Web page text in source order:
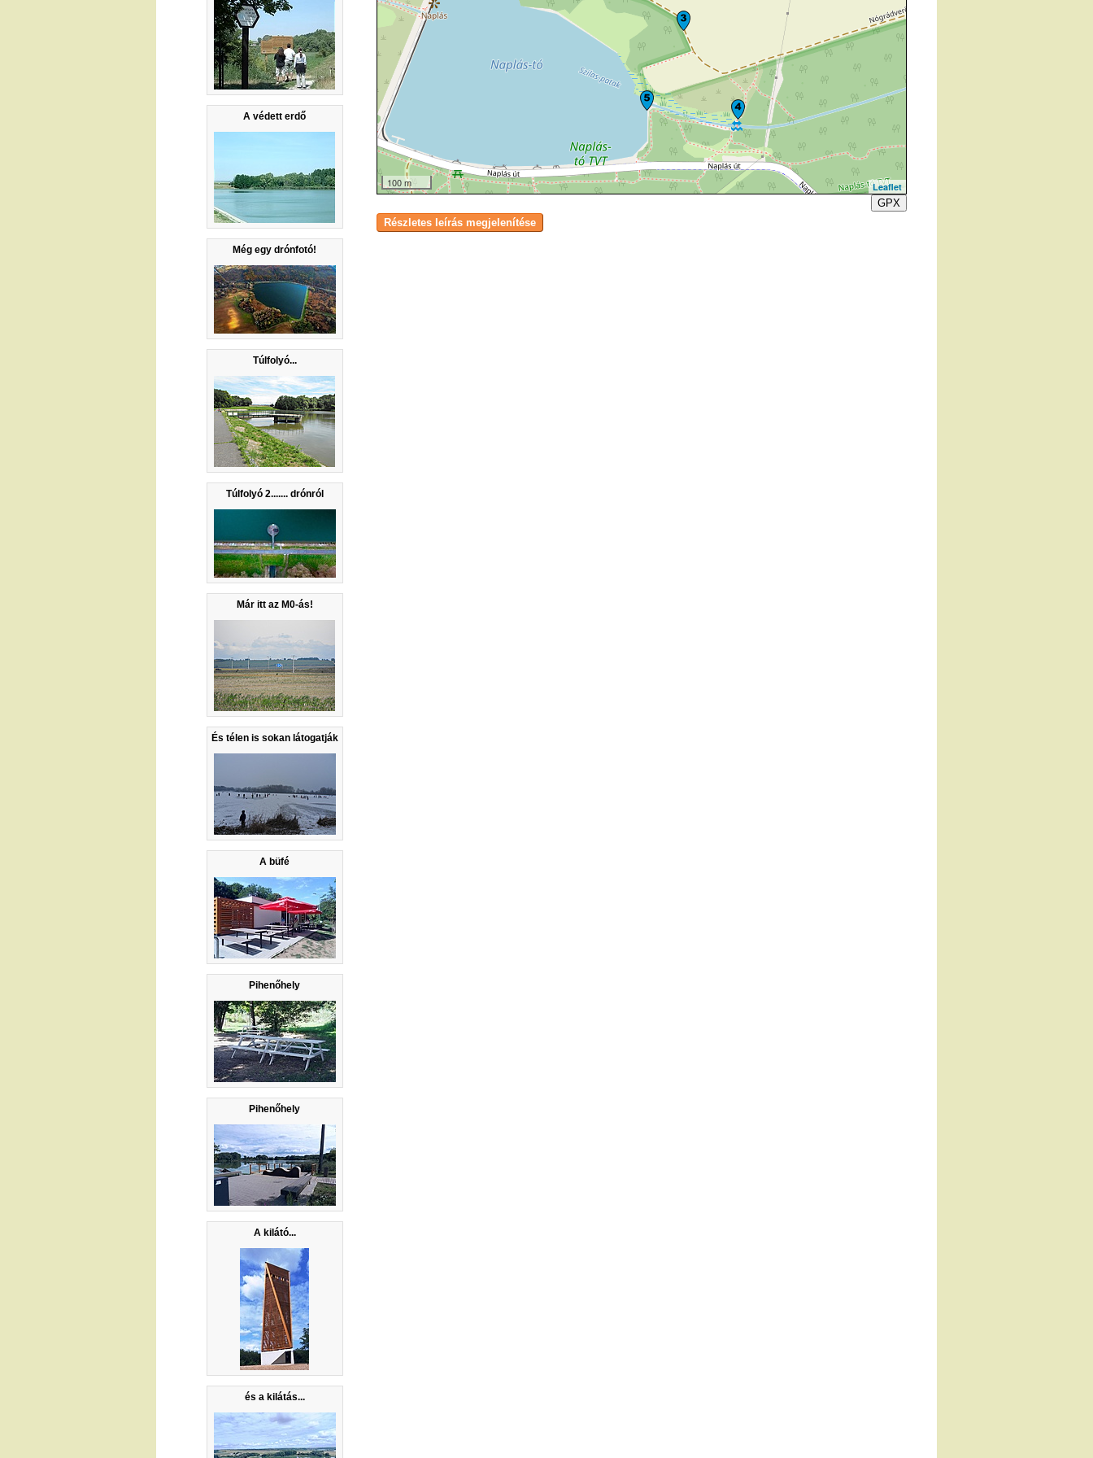
A védett erdő
Még egy drónfotó!
Túlfolyó...
Túlfolyó 2....... drónról
Már itt az M0-ás!
És télen is sokan látogatják
A büfé
Pihenőhely
Pihenőhely
A kilátó...
és a kilátás...
100 m
Leaflet
GPX